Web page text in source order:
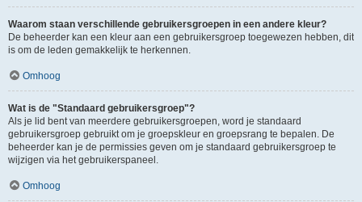
Waarom staan verschillende gebruikersgroepen in een andere kleur?
De beheerder kan een kleur aan een gebruikersgroep toegewezen hebben, dit
is om de leden gemakkelijk te herkennen.
Omhoog
Wat is de "Standaard gebruikersgroep"?
Als je lid bent van meerdere gebruikersgroepen, word je standaard
gebruikersgroep gebruikt om je groepskleur en groepsrang te bepalen. De
beheerder kan je de permissies geven om je standaard gebruikersgroep te
wijzigen via het gebruikerspaneel.
Omhoog